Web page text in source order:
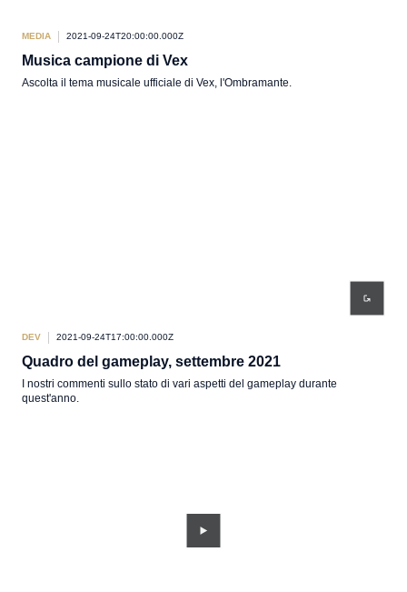
MEDIA 2021-09-24T20:00:00.000Z
Musica campione di Vex
Ascolta il tema musicale ufficiale di Vex, l'Ombramante.
DEV 2021-09-24T17:00:00.000Z
Quadro del gameplay, settembre 2021
I nostri commenti sullo stato di vari aspetti del gameplay durante
quest'anno.